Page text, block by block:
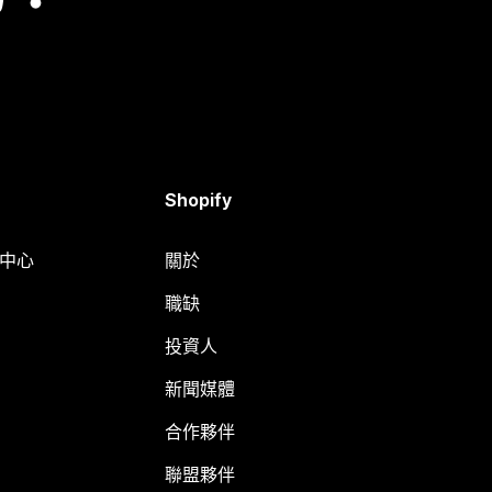
心
Shopify
關於
職缺
投資人
新聞媒體
合作夥伴
聯盟夥伴